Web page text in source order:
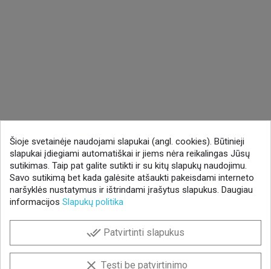
Šioje svetainėje naudojami slapukai (angl. cookies). Būtinieji
slapukai įdiegiami automatiškai ir jiems nėra reikalingas Jūsų
sutikimas. Taip pat galite sutikti ir su kitų slapukų naudojimu.
Savo sutikimą bet kada galėsite atšaukti pakeisdami interneto
naršyklės nustatymus ir ištrindami įrašytus slapukus. Daugiau
informacijos Slapukų politika
done_all Patvirtinti slapukus
clear Tęsti be patvirtinimo